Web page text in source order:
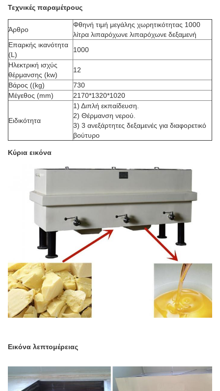
Τεχνικές παραμέτρους
Άρθρο
Φθηνή τιμή μεγάλης χωρητικότητας 1000
λίτρα λιπαρόχωνε λιπαρόχωνε δεξαμενή
Επαρκής ικανότητα
(L)
1000
Ηλεκτρική ισχύς
θέρμανσης (kw)
12
Βάρος ((kg)
730
Μέγεθος (mm)
2170*1320*1020
Ειδικότητα
1) Διπλή εκπαίδευση.
2) Θέρμανση νερού.
3) 3 ανεξάρτητες δεξαμενές για διαφορετικό
βούτυρο
Κύρια εικόνα
Εικόνα λεπτομέρειας